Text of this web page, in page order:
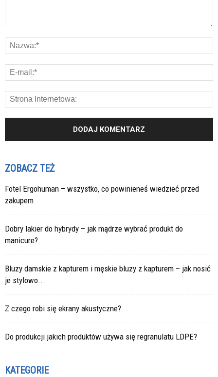
ZOBACZ TEŻ
Fotel Ergohuman – wszystko, co powinieneś wiedzieć przed
zakupem
Dobry lakier do hybrydy – jak mądrze wybrać produkt do
manicure?
Bluzy damskie z kapturem i męskie bluzy z kapturem – jak nosić
je stylowo...
Z czego robi się ekrany akustyczne?
Do produkcji jakich produktów używa się regranulatu LDPE?
KATEGORIE